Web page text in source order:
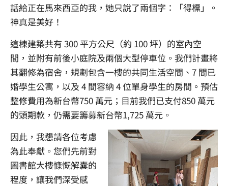
話給正在馬來西亞的我，她只說了兩個字：「得標」。
神真是美好！
這棟建築共有 300 平方公尺（約 100 坪）的室內空
間，並附有前後小庭院及兩個大型停車位。我們計畫將
其翻修為宿舍，規劃包含一樓的共同生活空間、7 間已
婚學生公寓，以及 4 間容納 4 位單身學生的房間。預估
整修費用為新台幣750 萬元；目前我們已支付850 萬元
的頭期款，仍需要籌募新台幣1,725 萬元。
因此，我懇請各位考慮
為此奉獻。您們先前對
圖書館大樓慷慨解囊的
程度，讓我們深受感